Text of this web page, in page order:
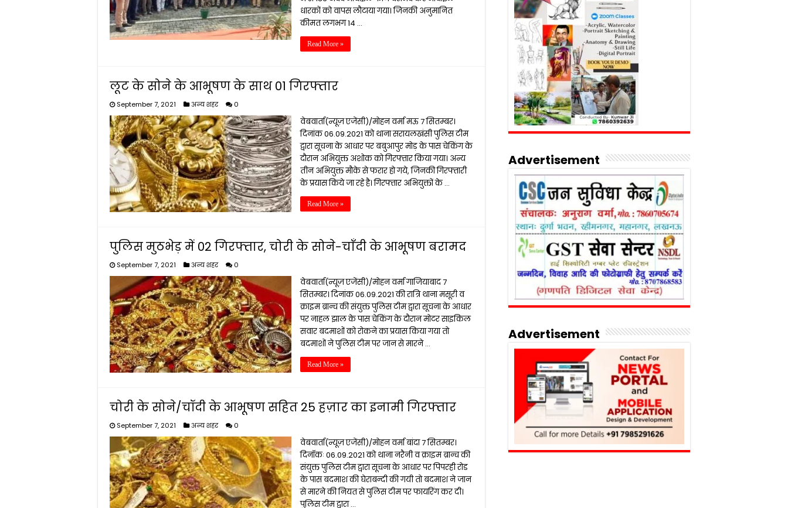
धारकों को वापस लौटाया गया। जिनकी अनुमानित
कीमत लगभग 14 …
Read More »
लूट के सोने के आभूषण के साथ 01 गिरफ्तार
September 7, 2021 अन्य शहर 0
वेबवार्ता(न्यूज़ एजेंसी)/मोहन वर्मा मऊ 7 सितम्बर।
दिनांक 06.09.2021 को थाना सरायलखंसी पुलिस टीम
द्वारा सूचना के आधार पर बबुआपुर मोड़ के पास चेकिंग के
दौरान अभियुक्त अशोक को गिरफ्तार किया गया। अन्य
तीन अभियुक्त मौके से फरार हो गये, जिनकी गिरफ्तारी
के प्रयास किये जा रहे है। गिरफ्तार अभियुक्तों के …
Read More »
पुलिस मुठभेड़ में 02 गिरफ्तार, चोरी के सोने-चाँदी के आभूषण बरामद
September 7, 2021 अन्य शहर 0
वेबवार्ता(न्यूज़ एजेंसी)/मोहन वर्मा गाजियाबाद 7
सितम्बर। दिनांक 06.09.2021 की रात्रि थाना मसूरी व
क्राइम ब्रान्च की संयुक्त पुलिस टीम द्वारा सूचना के आधार
पर नाहल झाल के पास चेकिंग के दौरान मोटर साइकिल
सवार बदमाशों को रोकने का प्रयास किया गया तो
बदमाशों ने पुलिस टीम पर जान से मारने …
Read More »
चोरी के सोने/चॉदी के आभूषण सहित 25 हज़ार का इनामी गिरफ्तार
September 7, 2021 अन्य शहर 0
वेबवार्ता(न्यूज़ एजेंसी)/मोहन वर्मा बांदा 7 सितम्बर।
दिनॉकः 06.09.2021 को थाना नरैनी व क्राइम ब्रान्च की
संयुक्त पुलिस टीम द्वारा सूचना के आधार पर पिपरही रोड
के पास बदमाश की घेराबन्दी की गयी तो बदमाश ने जान
से मारने की नियत से पुलिस टीम पर फायरिंग कर दी।
पुलिस टीम द्वारा …
Advertisement
Advertisement